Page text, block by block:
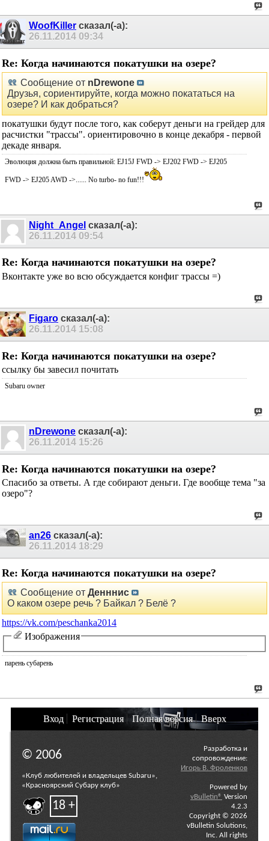
WoofKiller сказал(-а):
26.11.2014 09:34
Re: Когда начинаются покатушки на озере?
Сообщение от nDrewone
Друзья, сориентируйте, когда можно покататься на
озере? И как добраться?
покатушки будут после того, как соберут деньги на грейдер для
расчистки "трассы". ориентировочно в конце декабря - первой
декаде января.
Эволюция должна быть правильной: EJ15J FWD -> EJ202 FWD -> EJ205
FWD -> EJ205 AWD ->...... No turbo- no fun!!!
Night_Angel сказал(-а):
26.11.2014 09:54
Re: Когда начинаются покатушки на озере?
Вконтакте уже во всю обсуждается конфиг трассы =)
Figaro сказал(-а):
26.11.2014 15:08
Re: Когда начинаются покатушки на озере?
ссылку бы завесил почитать
Subaru owner
nDrewone сказал(-а):
26.11.2014 15:26
Re: Когда начинаются покатушки на озере?
Спасибо за ответы. А где собирают деньги. Где вообще тема "за
озеро"?
an26 сказал(-а):
26.11.2014 18:29
Re: Когда начинаются покатушки на озере?
Сообщение от Денннис
О каком озере речь ? Байкал ? Белё ?
https://vk.com/peschanka2014
Изображения
парень субарень
Вход Регистрация Полная версия Вверх
© 2006
«Клуб любителей и владельцев Subaru»,
«Красноярский Субару клуб»
18 +
Разработка и
сопровождение:
Игорь В. Фроленков
Powered by
vBulletin® Version
4.2.3
Copyright © 2026
vBulletin Solutions,
Inc. All rights